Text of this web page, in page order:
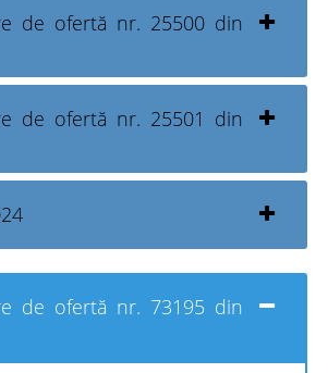
de ofertă nr. 25500 din
de ofertă nr. 25501 din
de ofertă nr. 73195 din